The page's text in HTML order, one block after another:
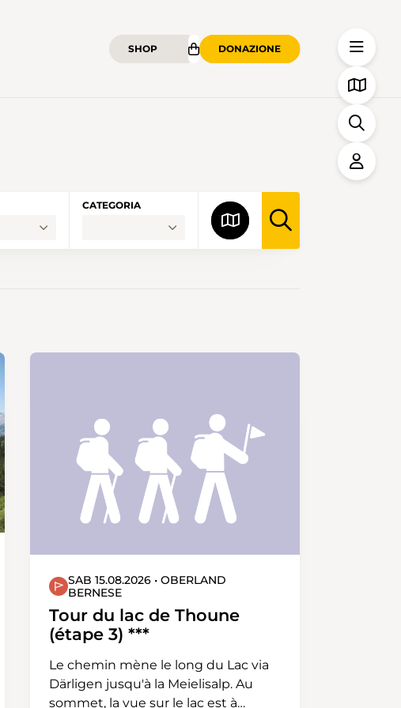
SHOP DONAZIONE
CATEGORIA
SAB 15.08.2026 • OBERLAND
BERNESE
Tour du lac de Thoune
(étape 3) ***
Le chemin mène le long du Lac via
Därligen jusqu'à la Meielisalp. Au
sommet, la vue sur le lac est à